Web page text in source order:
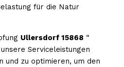
für die Natur
Ullersdorf 15868 “
Serviceleistungen
und zu optimieren, um den